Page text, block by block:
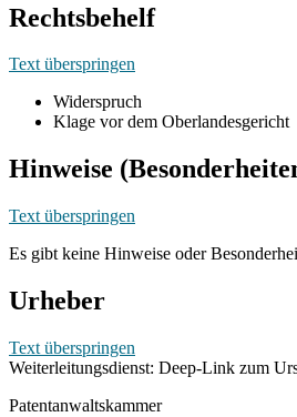
Rechtsbehelf
Text überspringen
Widerspruch
Klage vor dem Oberlandesgericht
Hinweise
Text überspringen
Es gibt keine Hinweise oder
Urheber
Text überspringen
Weiterleitungsdienst: Deep-Link zum
Patentanwaltskammer